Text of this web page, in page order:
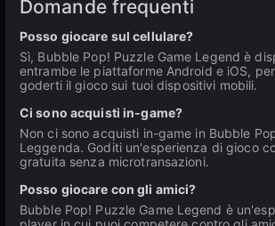
Domande frequenti
Posso giocare sul cellulare?
Sì, Bubble Pop! Puzzle Game Legend è
entrambe le piattaforme Android e iOS,
goderti il gioco sui tuoi dispositivi mobili.
Ci sono acquisti in-game?
Non ci sono acquisti in-game in Bubble
Leggenda. Goditi un'esperienza di gioco
gratuita senza microtransazioni.
Posso giocare con gli amici?
Bubble Pop! Puzzle Game Legend è